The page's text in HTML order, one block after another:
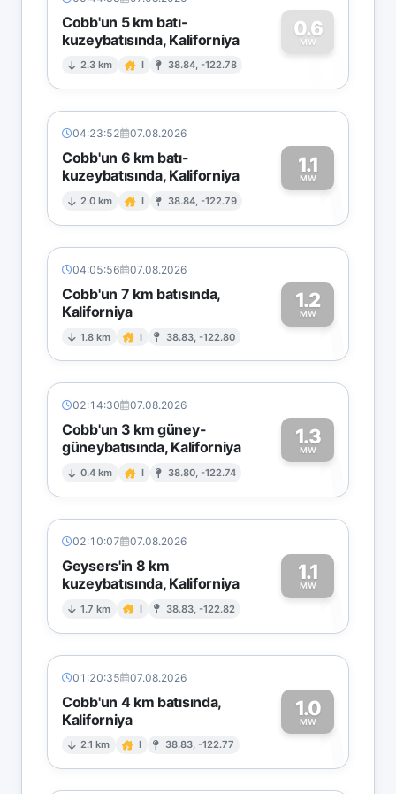
Cobb'un 5 km batı-
kuzeybatısında, Kaliforniya
2.3 km I 38.84, -122.78
0.6
MW
0
04:23:52 07.08.2026
Cobb'un 6 km batı-
kuzeybatısında, Kaliforniya
2.0 km I 38.84, -122.79
1.1
MW1
04:05:56 07.08.2026
Cobb'un 7 km batısında,
Kaliforniya
1.8 km I 38.83, -122.80
1.2
MW1
02:14:30 07.08.2026
Cobb'un 3 km güney-
güneybatısında, Kaliforniya
0.4 km I 38.80, -122.74
1.3
MW1
02:10:07 07.08.2026
Geysers'in 8 km
kuzeybatısında, Kaliforniya
1.7 km I 38.83, -122.82
1.1
MW1
01:20:35 07.08.2026
Cobb'un 4 km batısında,
Kaliforniya
2.1 km I 38.83, -122.77
1.0
MW1